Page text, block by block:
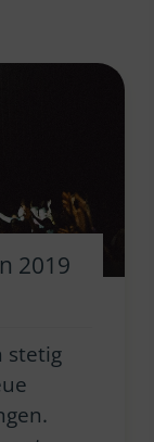
2019
stetig